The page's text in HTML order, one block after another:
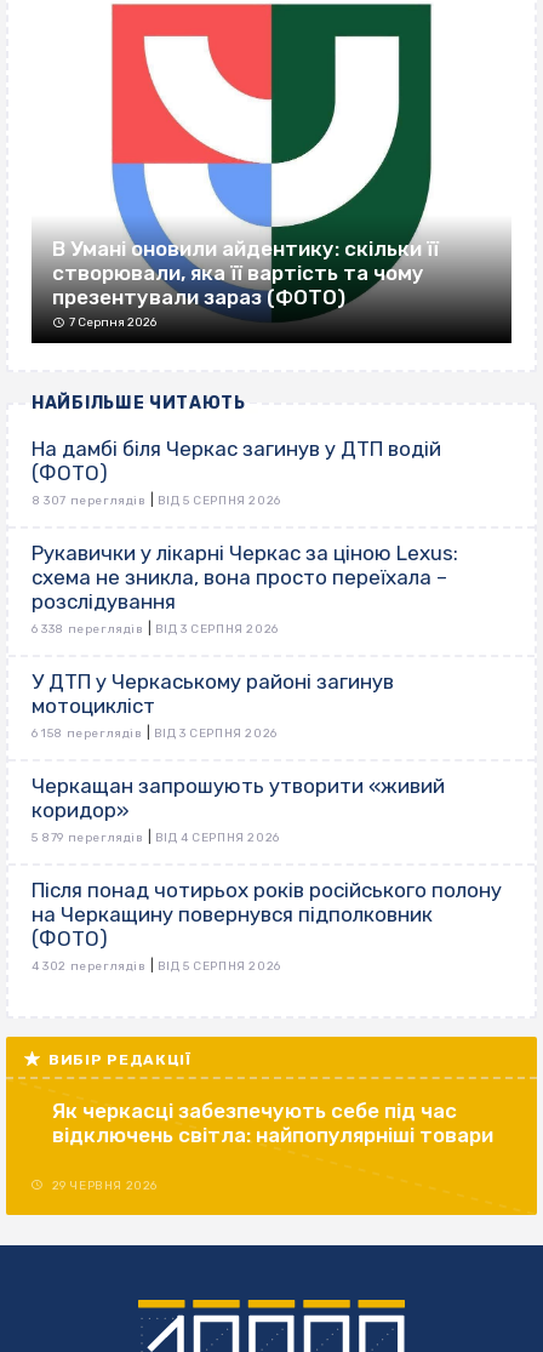
В Умані оновили айдентику: скільки її
створювали, яка її вартість та чому
презентували зараз (ФОТО)
7 Серпня 2026
НАЙБІЛЬШЕ ЧИТАЮТЬ
На дамбі біля Черкас загинув у ДТП водій
(ФОТО)
8 307 переглядів ВІД 5 СЕРПНЯ 2026
Рукавички у лікарні Черкас за ціною Lexus:
схема не зникла, вона просто переїхала –
розслідування
6 338 переглядів ВІД 3 СЕРПНЯ 2026
У ДТП у Черкаському районі загинув
мотоцикліст
6 158 переглядів ВІД 3 СЕРПНЯ 2026
Черкащан запрошують утворити «живий
коридор»
5 879 переглядів ВІД 4 СЕРПНЯ 2026
Після понад чотирьох років російського полону
на Черкащину повернувся підполковник
(ФОТО)
4 302 переглядів ВІД 5 СЕРПНЯ 2026
ВИБІР РЕДАКЦІЇ
Як черкасці забезпечують себе під час
відключень світла: найпопулярніші товари
29 ЧЕРВНЯ 2026